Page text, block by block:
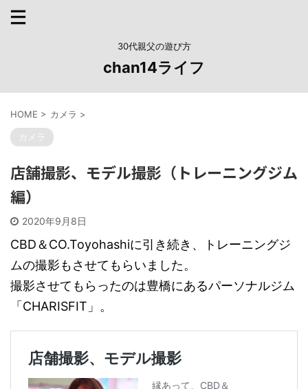
30代親父の遊び方
chan14ライフ
HOME > カメラ >
カメラ
店舗撮影、モデル撮影（トレーニングジム
編）
2020年9月8日
CBD＆CO.Toyohashiに引き続き、トレーニングジ
ムの撮影もさせてもらいました。
撮影させてもらったのは豊橋にあるパーソナルジム
「CHARISFIT」。